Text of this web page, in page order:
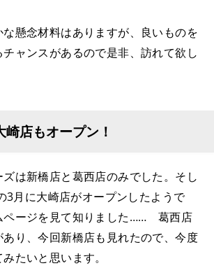
懸念材料はありますが、良いものを
ャンスがあるので是非、訪れて欲し
店もオープン！
は新橋店と葛西店のみでした。そし
3月に大崎店がオープンしたようで
ページを見て知りました…… 葛西店
り、今回新橋店も見れたので、今度
たいと思います。